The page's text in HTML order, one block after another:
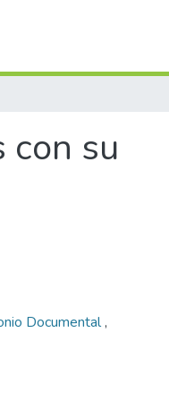
con su
Documental,